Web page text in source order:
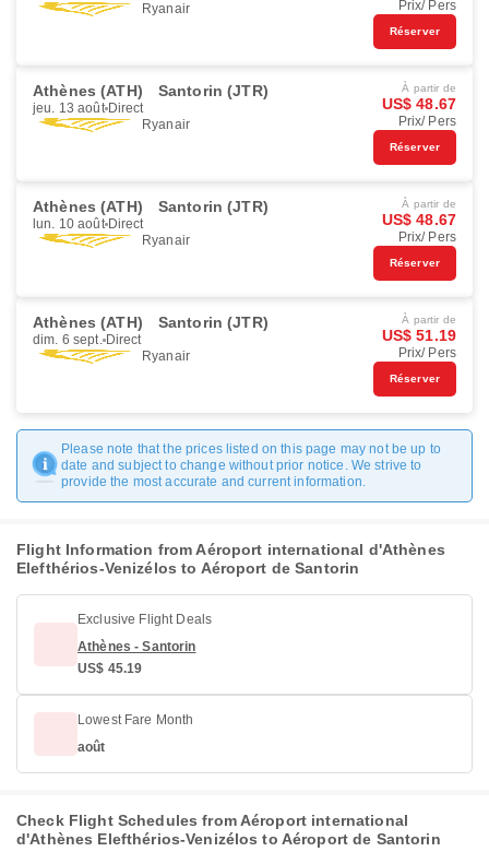
Ryanair
Prix/ Pers
Réserver
Athènes (ATH) Santorin (JTR)
jeu. 13 août Direct
Ryanair
À partir de
US$ 48.67
Prix/ Pers
Réserver
Athènes (ATH) Santorin (JTR)
lun. 10 août Direct
Ryanair
À partir de
US$ 48.67
Prix/ Pers
Réserver
Athènes (ATH) Santorin (JTR)
dim. 6 sept. Direct
Ryanair
À partir de
US$ 51.19
Prix/ Pers
Réserver
Please note that the prices listed on this page may not be up to
date and subject to change without prior notice. We strive to
provide the most accurate and current information.
Flight Information from Aéroport international d'Athènes
Elefthérios-Venizélos to Aéroport de Santorin
Exclusive Flight Deals
Athènes - Santorin
US$ 45.19
Lowest Fare Month
août
Check Flight Schedules from Aéroport international
d'Athènes Elefthérios-Venizélos to Aéroport de Santorin